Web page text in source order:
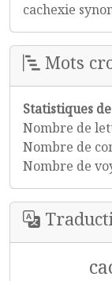
cachexie
Mots
Statistiques
Nombre de
Nombre de
Nombre de